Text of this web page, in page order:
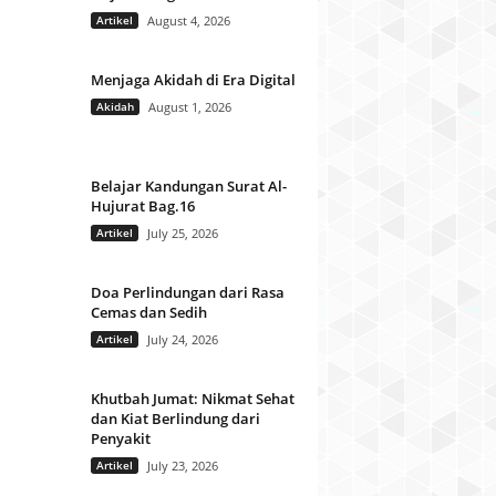
Artikel August 4, 2026
Menjaga Akidah di Era Digital
Akidah August 1, 2026
Belajar Kandungan Surat Al-
Hujurat Bag.16
Artikel July 25, 2026
Doa Perlindungan dari Rasa
Cemas dan Sedih
Artikel July 24, 2026
Khutbah Jumat: Nikmat Sehat
dan Kiat Berlindung dari
Penyakit
Artikel July 23, 2026